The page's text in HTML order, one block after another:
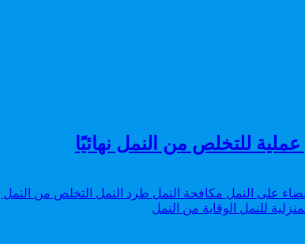
للتخلص من النمل نهائيًا